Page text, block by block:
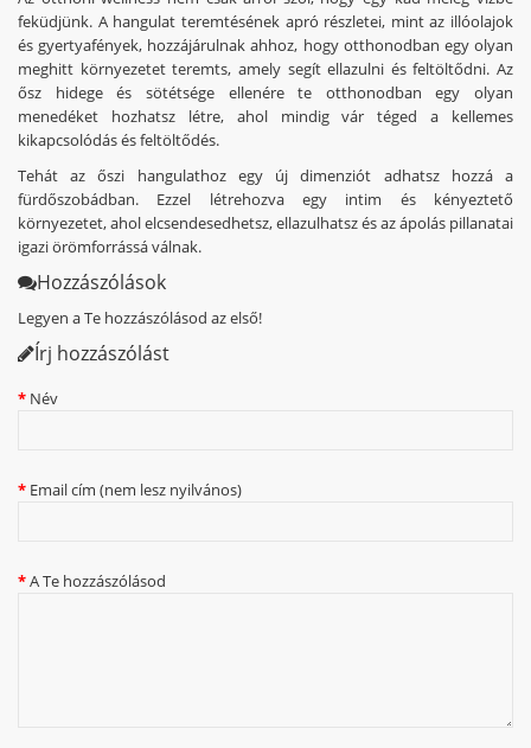
feküdjünk. A hangulat teremtésének apró részletei, mint az illóolajok
és gyertyafények, hozzájárulnak ahhoz, hogy otthonodban egy olyan
meghitt környezetet teremts, amely segít ellazulni és feltöltődni. Az
ősz hidege és sötétsége ellenére te otthonodban egy olyan
menedéket hozhatsz létre, ahol mindig vár téged a kellemes
kikapcsolódás és feltöltődés.
Tehát az őszi hangulathoz egy új dimenziót adhatsz hozzá a
fürdőszobádban. Ezzel létrehozva egy intim és kényeztető
környezetet, ahol elcsendesedhetsz, ellazulhatsz és az ápolás pillanatai
igazi örömforrássá válnak.
Hozzászólások
Legyen a Te hozzászólásod az első!
Írj hozzászólást
Név
Email cím (nem lesz nyilvános)
A Te hozzászólásod